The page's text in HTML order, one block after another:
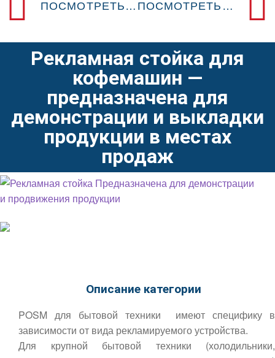
ПОСМОТРЕТЬ ПРЕДЫДУЩИЙ POSM-ДИЗАЙН ПОСМОТРЕТЬ СЛЕДУЮЩИЙ POSM-ДИЗАЙН
Рекламная стойка для
кофемашин —
предназначена для
демонстрации и выкладки
продукции в местах
продаж
Описание категории
POSM для бытовой техники имеют специфику в
зависимости от вида рекламируемого устройства.
Для крупной бытовой техники (холодильники,